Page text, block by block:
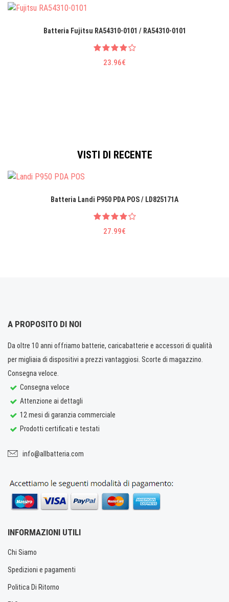
Batteria Fujitsu RA54310-0101 / RA54310-0101
23.96€
VISTI DI RECENTE
Batteria Landi P950 PDA POS / LD825171A
27.99€
A PROPOSITO DI NOI
Da oltre 10 anni offriamo batterie, caricabatterie e accessori di qualità
per migliaia di dispositivi a prezzi vantaggiosi. Scorte di magazzino.
Consegna veloce.
Consegna veloce
Attenzione ai dettagli
12 mesi di garanzia commerciale
Prodotti certificati e testati
info@allbatteria.com
INFORMAZIONI UTILI
Chi Siamo
Spedizioni e pagamenti
Politica Di Ritorno